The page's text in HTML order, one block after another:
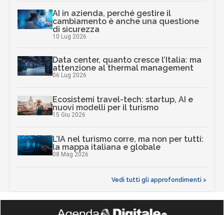
AI in azienda, perché gestire il
cambiamento è anche una questione
di sicurezza
10 Lug 2026
Data center, quanto cresce l’Italia: ma
attenzione al thermal management
06 Lug 2026
Ecosistemi travel-tech: startup, AI e
nuovi modelli per il turismo
15 Giu 2026
L’IA nel turismo corre, ma non per tutti:
la mappa italiana e globale
08 Mag 2026
Vedi tutti gli approfondimenti >